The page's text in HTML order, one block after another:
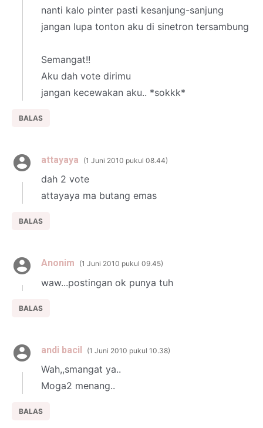
nanti kalo pinter pasti kesanjung-sanjung
jangan lupa tonton aku di sinetron tersambung
Semangat!!
Aku dah vote dirimu
jangan kecewakan aku.. *sokkk*
BALAS
attayaya 1 Juni 2010 pukul 08.44
dah 2 vote
attayaya ma butang emas
BALAS
Anonim 1 Juni 2010 pukul 09.45
waw...postingan ok punya tuh
BALAS
andi bacil 1 Juni 2010 pukul 10.38
Wah,,smangat ya..
Moga2 menang..
BALAS